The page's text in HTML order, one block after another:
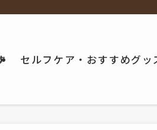
セルフケア・おすすめグッ